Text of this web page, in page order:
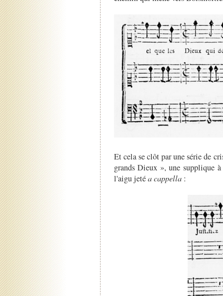
Et cela se clôt par une série de
grands Dieux », une supplique
l'aigu jetéa cappella: